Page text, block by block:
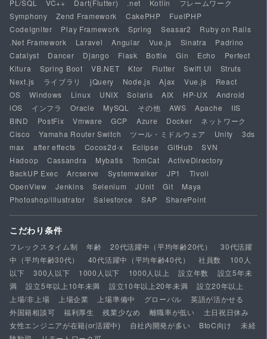
PL/SQL
VC++ Dart(Flutter) .net Kotlin
フレームワーク
Symphony
Zend Framework CakePHP
FuelPHP
CodeIgniter
Play Framework Spring Seasar2
Ruby on Rails
.Net Framework
Laravel Angular Vue.js Sinatra
Padrino
Catalyst
Dancer Django Flask Bottle Gin Echo
Perfect
Kitura
Spring Boot VB.NET Ktor Flutter Swift UI
Struts
Next.js
ライブラリ jQuery Node.js Ajax Vue.js
React
OS
Windows Linux UNIX Solaris AIX HP-UX
Android
iOS
インフラ Oracle MySQL その他 AWS Apache
IIS
BIND
PostFix Vmware GCP Azure Docker
ネットワーク
Cisco
Yamaha Router Switch ツール・ミドルウェア Unity
3ds
max
after effects Cocos2d-x Eclipse GitHub
SVN
Hadoop
Cassandra Mybatis TomCat
ActiveDirectory
BackUP Exec
Arcserve Systemwalker JP1
Tivoli
OpenView
Jenkins Selenium JUnit Git
Maya
Photoshop/illustrator
Salesforce SAP SharePoint
こだわり条件
フレックスタイム制 年齢 20代活躍中（平均年齢20代）
30代活躍
中（平均年齢30代）
40代活躍中（平均年齢40代） 社員数
100人
以下
300人以下 1000人以下 1000人以上 設立年数
設立5年未
満
設立5年以上10年未満 設立10年以上20年未満
設立20年以上
上場/非上場
上場企業 上場準備中 グローバル
英語が活かせる
外国籍相談可
福利厚生 残業少なめ 離職率が低い
土日祝日休み
女性エンジニアが在籍(or活躍中)
自社内開発が多い BtoC向け
未経